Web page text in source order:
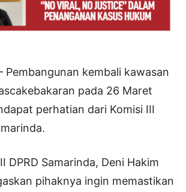
Pembangunan kembali kawasan
pada 26 Maret
perhatian dari Komisi III
DPRD Samarinda, Deni Hakim
pihaknya ingin memastikan